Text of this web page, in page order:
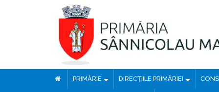
PRIMĂRIE DIRECȚIILE PRIMĂRIEI